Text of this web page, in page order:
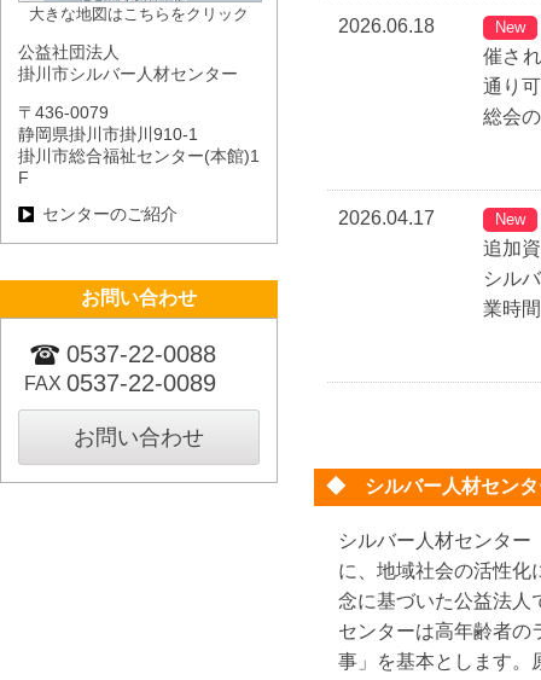
2026.06.18 New
催さ
通り
総会
2026.04.17 New
追加
シル
業時
◆ シルバー人材センタ
シルバー人材センター
に、地域社会の活性化
念に基づいた公益法人
センターは高年齢者の
事」を基本とします。
大きな地図はこちらをクリック
公益社団法人
掛川市シルバー人材センター
〒436-0079
静岡県掛川市掛川910-1
掛川市総合福祉センター(本館)1
F
センターのご紹介
お問い合わせ
0537-22-0088
FAX 0537-22-0089
お問い合わせ